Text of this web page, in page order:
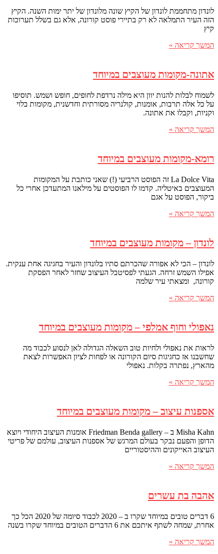
לונדון מתחממת לונדון של הקיץ שונה מלונדון של יתר ימות השנה. הקיץ
הזה העיר התמלאה לא רק בתיירי פוסט קורונה, אלא גם בשלל תערוכות
קיץ
המשך קריאה »
אתונה-מקומות מעוצבים במיוחד
לשמוח לבלות להנות יוון היא מילה נרדפת לחופים, חופש ושמש. תוסיפו
על כל אלה תרבות, אומנות, קולנריה מסורתית וחדשנית, מקומות בלוי
וקניות, וקבלו את אתונה.
המשך קריאה »
רומא-מקומות מעוצבים במיוחד
La Dolce Vita זה הפוסט הרביעי (!) שאני כותבת על המקומות
המעוצבים באיטליה. קדמו לו הפוסטים על מילאנו המתעדכן אחרי כל
ביקור, הפוסט על אגם
המשך קריאה »
לונדון – מקומות מעוצבים במיוחד
לונדון – הכי לא אפורה שהכרתם סתיו בלונדון והעיר בחגיגה אחת ענקית.
אפילו השמש זרחה. הגעתי לפסיטבל העיצוב שחזר לאחר הפסקת
קורונה, ומצאתי עיר שלמה
המשך קריאה »
נאפולי וחוף אמלפי – מקומות מעוצבים במיוחד
לראות את נאפולי ולחיות טוב השאלה הגדולה לאן לנסוע לכבוד מה
שחשבנו אז כחגיגות סיום הקורונה או לפחות לציון האפשרות לצאת
מהארץ, נפתרה בקלות. נאפולי
המשך קריאה »
אספנות עיצוב – מקומות מעוצבים במיוחד
Misha Kahn ב – Friedman Benda gallery אומנות העיצוב היחודי ויוצא
הדופן והפעם נבקר בעולם המרגש של אספנות העיצוב, עולמם של פריטי
העיצוב האייקונים וההיסטוריים
המשך קריאה »
אהבה בת עשרים
6 דברים טובים במיוחד שקרו ב – 2020 לכבוד סיומה של 2020 הכל כך
אחרת, שמחה לשתף איתכם את 6 הדברים הטובים במיוחד שקרו בשנה
המשך קריאה »